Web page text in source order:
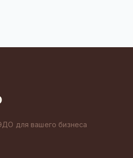
для вашего бизнеса